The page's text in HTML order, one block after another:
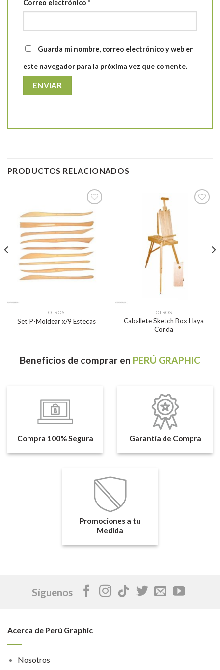
Correo electrónico *
Guarda mi nombre, correo electrónico y web en
este navegador para la próxima vez que comente.
PRODUCTOS RELACIONADOS
Añadir
lista de
deseos
OTROS
Set P-Moldear x/9 Estecas
OTROS
Caballete Sketch Box Haya
Conda
Beneficios de comprar en PERÚ GRAPHIC
Compra 100% Segura Garantía de Compra
Promociones a tu
Medida
Síguenos
Acerca de Perú Graphic
Nosotros